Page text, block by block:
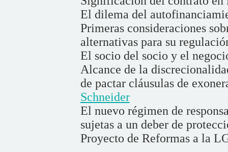
El dilema del
Primeras consideraciones
alternativas para su
El socio del socio y el
Alcance de la
de pactar cláusulas de
Schneider
El nuevo régimen de
sujetas a un deber de
Proyecto de Reformas a la